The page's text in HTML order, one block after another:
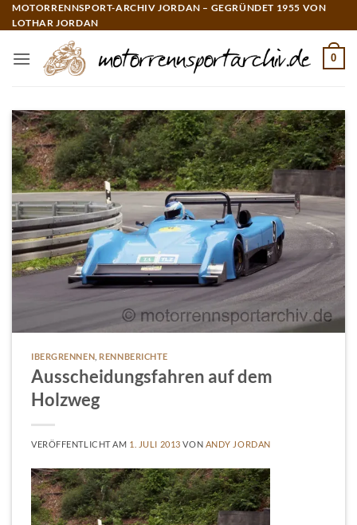
Zum
Inhalt
MOTORRENNSPORT-ARCHIV JORDAN – GEGRÜNDET 1955 VON
LOTHAR JORDAN
0
IBERGRENNEN RENNBERICHTE
Ausscheidungsfahren auf dem
Holzweg
VERÖFFENTLICHT AM 1. JULI 2013 VON ANDY JORDAN